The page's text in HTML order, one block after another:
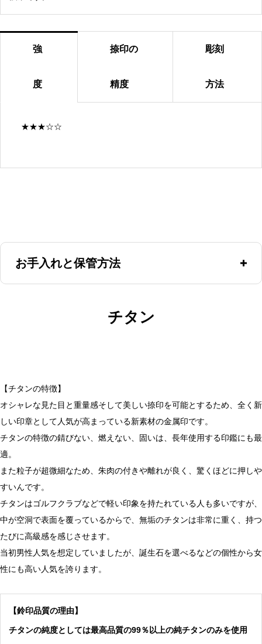
強
度
捺印の
精度
彫刻
方法
★★★☆☆
お手入れと保管方法
われています。
チタン
【チタンの特徴】
オシャレな見た目と重量感そして美しい捺印を可能とするため、全く新
しい印章として人気が高まっている新素材の金属印です。
チタンの特徴の錆びない、燃えない、固いは、長年使用する印鑑にも最
適。
また粒子が超微細なため、朱肉の付きや離れが良く、驚くほどに押しや
すいんです。
チタンはゴルフクラブなどで軽い印象を持たれている人も多いですが、
中が空洞で表面を覆っているからで、無垢のチタンは非常に重く、持つ
たびに高級感を感じさせます。
当初男性人気を想定していましたが、誕生石を選べるなどの個性から女
性にも高い人気を誇ります。
【鈴印品質の理由】
チタンの純度としては最高品質の99％以上の純チタンのみを使用